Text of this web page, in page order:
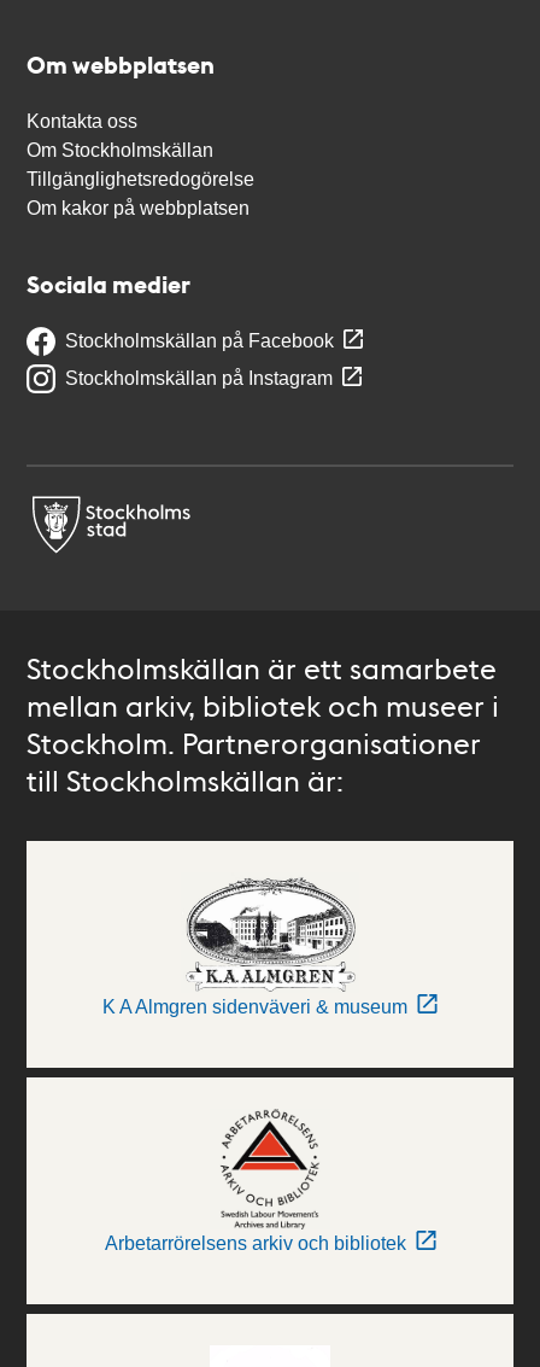
Om webbplatsen
Kontakta oss
Om Stockholmskällan
Tillgänglighetsredogörelse
Om kakor på webbplatsen
Sociala medier
Stockholmskällan på Facebook
Stockholmskällan på Instagram
Stockholmskällan är ett samarbete
mellan arkiv, bibliotek och museer i
Stockholm. Partnerorganisationer
till Stockholmskällan är:
K A Almgren sidenväveri & museum
Arbetarrörelsens arkiv och bibliotek